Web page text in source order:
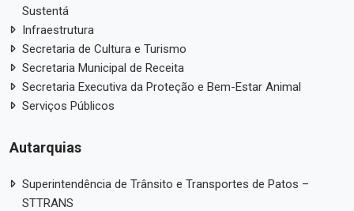
Sustentá
Infraestrutura
Secretaria de Cultura e Turismo
Secretaria Municipal de Receita
Secretaria Executiva da Proteção e Bem-Estar Animal
Serviços Públicos
Autarquias
Superintendência de Trânsito e Transportes de Patos –
STTRANS